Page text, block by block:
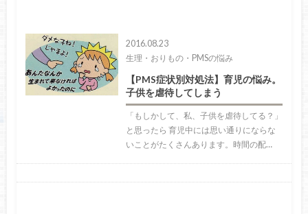
2016.08.23
生理・おりもの・PMSの悩み
【PMS症状別対処法】育児の悩み。
子供を虐待してしまう
「もしかして、私、子供を虐待してる？」
と思ったら 育児中には思い通りにならな
いことがたくさんあります。時間の配…